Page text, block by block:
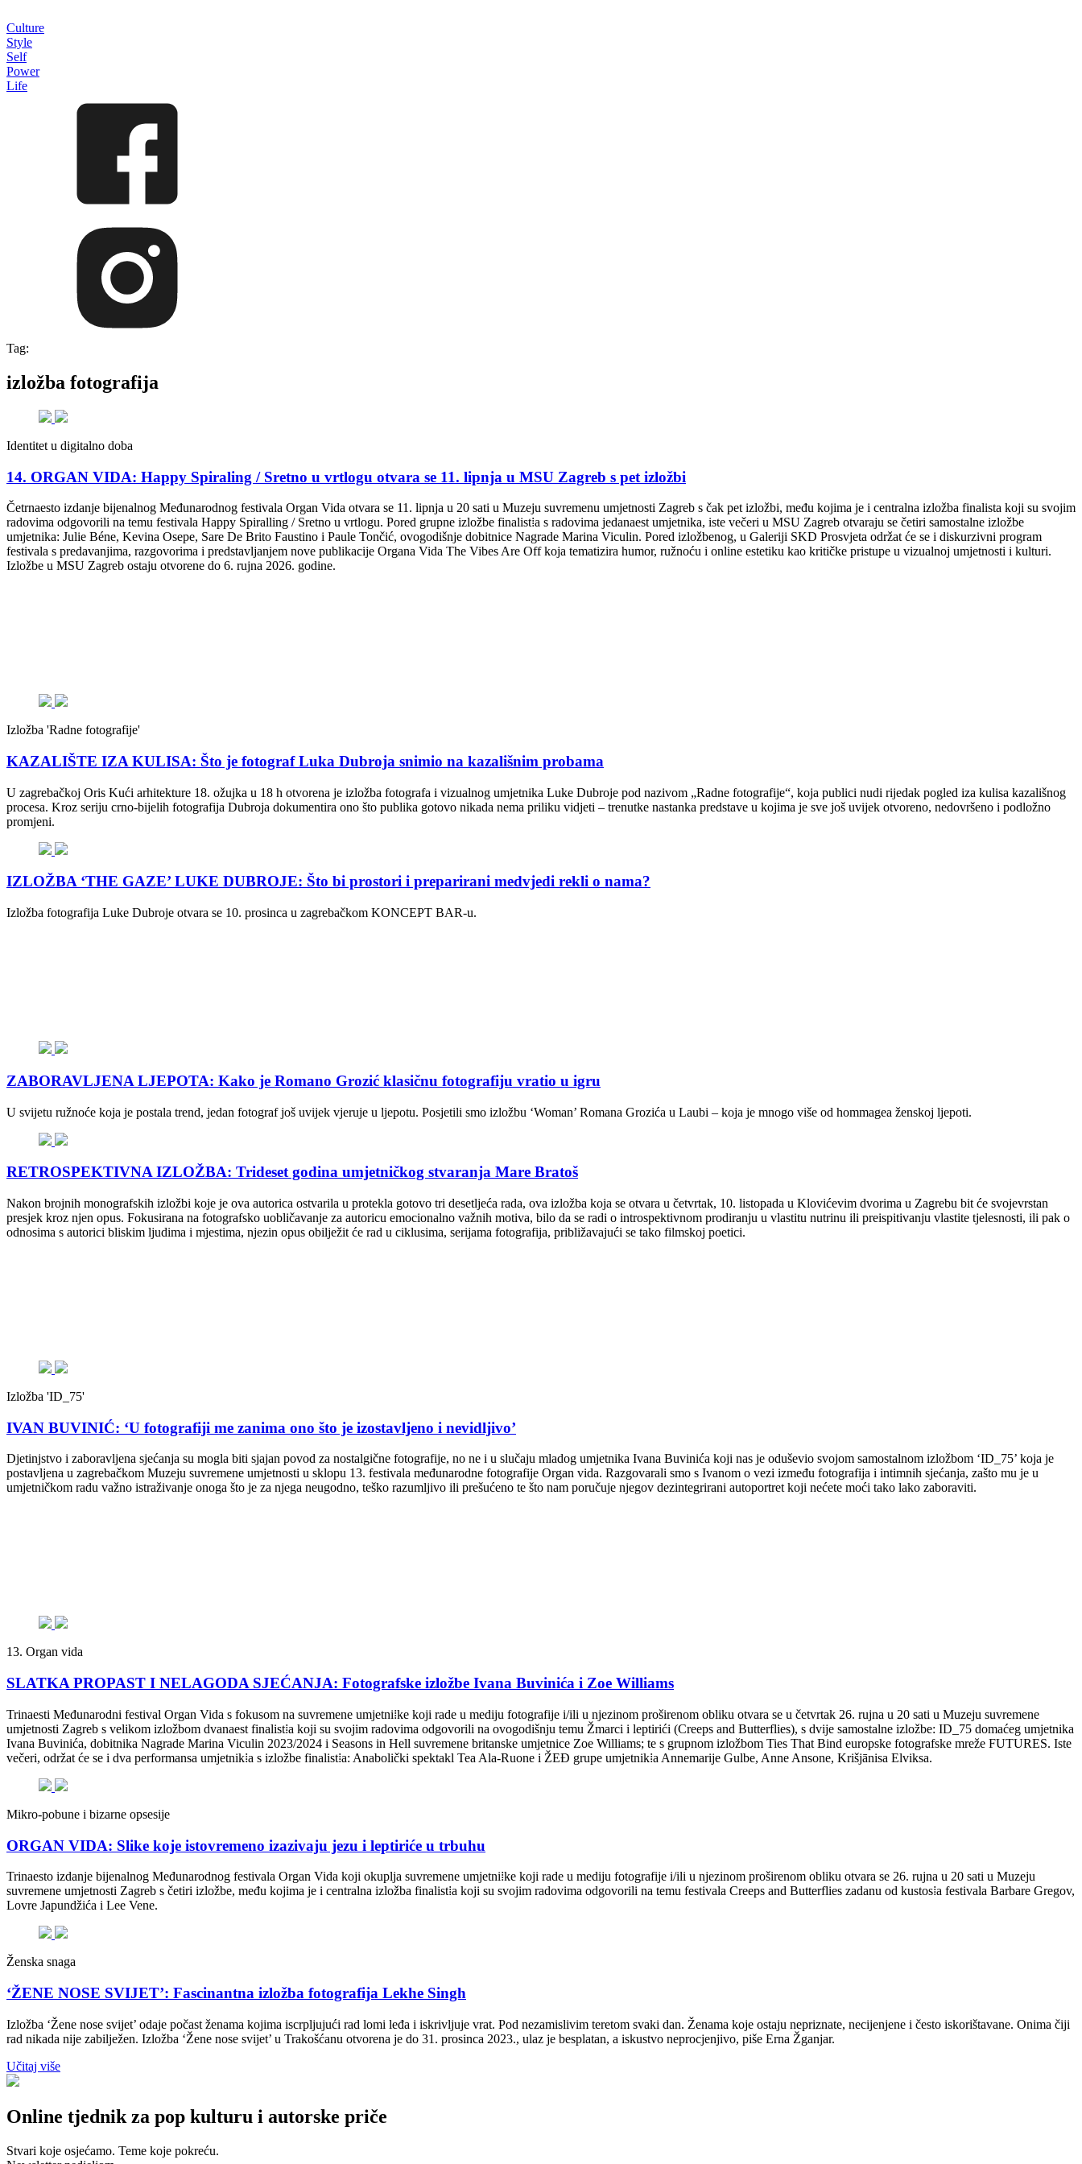
Culture
Style
Self
Power
Life
Tag:
izložba fotografija
Identitet u digitalno doba
14. ORGAN VIDA: Happy Spiraling / Sretno u vrtlogu otvara se 11. lipnja u MSU Zagreb s pet izložbi
Četrnaesto izdanje bijenalnog Međunarodnog festivala Organ Vida otvara se 11. lipnja u 20 sati u Muzeju suvremenu umjetnosti Zagreb s čak pet izložbi, među kojima je i centralna izložba finalista koji su svojim
radovima odgovorili na temu festivala Happy Spiralling / Sretno u vrtlogu. Pored grupne izložbe finalist⁞a s radovima jedanaest umjetnika, iste večeri u MSU Zagreb otvaraju se četiri samostalne izložbe
umjetnika: Julie Béne, Kevina Osepe, Sare De Brito Faustino i Paule Tončić, ovogodišnje dobitnice Nagrade Marina Viculin. Pored izložbenog, u Galeriji SKD Prosvjeta održat će se i diskurzivni program
festivala s predavanjima, razgovorima i predstavljanjem nove publikacije Organa Vida The Vibes Are Off koja tematizira humor, ružnoću i online estetiku kao kritičke pristupe u vizualnoj umjetnosti i kulturi.
Izložbe u MSU Zagreb ostaju otvorene do 6. rujna 2026. godine.
Izložba 'Radne fotografije'
KAZALIŠTE IZA KULISA: Što je fotograf Luka Dubroja snimio na kazališnim probama
U zagrebačkoj Oris Kući arhitekture 18. ožujka u 18 h otvorena je izložba fotografa i vizualnog umjetnika Luke Dubroje pod nazivom „Radne fotografije“, koja publici nudi rijedak pogled iza kulisa kazališnog
procesa. Kroz seriju crno-bijelih fotografija Dubroja dokumentira ono što publika gotovo nikada nema priliku vidjeti – trenutke nastanka predstave u kojima je sve još uvijek otvoreno, nedovršeno i podložno
promjeni.
IZLOŽBA ‘THE GAZE’ LUKE DUBROJE: Što bi prostori i preparirani medvjedi rekli o nama?
Izložba fotografija Luke Dubroje otvara se 10. prosinca u zagrebačkom KONCEPT BAR-u.
ZABORAVLJENA LJEPOTA: Kako je Romano Grozić klasičnu fotografiju vratio u igru
U svijetu ružnoće koja je postala trend, jedan fotograf još uvijek vjeruje u ljepotu. Posjetili smo izložbu ‘Woman’ Romana Grozića u Laubi – koja je mnogo više od hommagea ženskoj ljepoti.
RETROSPEKTIVNA IZLOŽBA: Trideset godina umjetničkog stvaranja Mare Bratoš
Nakon brojnih monografskih izložbi koje je ova autorica ostvarila u protekla gotovo tri desetljeća rada, ova izložba koja se otvara u četvrtak, 10. listopada u Klovićevim dvorima u Zagrebu bit će svojevrstan
presjek kroz njen opus. Fokusirana na fotografsko uobličavanje za autoricu emocionalno važnih motiva, bilo da se radi o introspektivnom prodiranju u vlastitu nutrinu ili preispitivanju vlastite tjelesnosti, ili pak o
odnosima s autorici bliskim ljudima i mjestima, njezin opus obilježit će rad u ciklusima, serijama fotografija, približavajući se tako filmskoj poetici.
Izložba 'ID_75'
IVAN BUVINIĆ: ‘U fotografiji me zanima ono što je izostavljeno i nevidljivo’
Djetinjstvo i zaboravljena sjećanja su mogla biti sjajan povod za nostalgične fotografije, no ne i u slučaju mladog umjetnika Ivana Buvinića koji nas je oduševio svojom samostalnom izložbom ‘ID_75’ koja je
postavljena u zagrebačkom Muzeju suvremene umjetnosti u sklopu 13. festivala međunarodne fotografije Organ vida. Razgovarali smo s Ivanom o vezi između fotografija i intimnih sjećanja, zašto mu je u
umjetničkom radu važno istraživanje onoga što je za njega neugodno, teško razumljivo ili prešućeno te što nam poručuje njegov dezintegrirani autoportret koji nećete moći tako lako zaboraviti.
13. Organ vida
SLATKA PROPAST I NELAGODA SJEĆANJA: Fotografske izložbe Ivana Buvinića i Zoe Williams
Trinaesti Međunarodni festival Organ Vida s fokusom na suvremene umjetni⁞ke koji rade u mediju fotografije i/ili u njezinom proširenom obliku otvara se u četvrtak 26. rujna u 20 sati u Muzeju suvremene
umjetnosti Zagreb s velikom izložbom dvanaest finalist⁞a koji su svojim radovima odgovorili na ovogodišnju temu Žmarci i leptirići (Creeps and Butterflies), s dvije samostalne izložbe: ID_75 domaćeg umjetnika
Ivana Buvinića, dobitnika Nagrade Marina Viculin 2023/2024 i Seasons in Hell suvremene britanske umjetnice Zoe Williams; te s grupnom izložbom Ties That Bind europske fotografske mreže FUTURES. Iste
večeri, održat će se i dva performansa umjetnik⁞a s izložbe finalist⁞a: Anabolički spektakl Tea Ala-Ruone i ŽEĐ grupe umjetnik⁞a Annemarije Gulbe, Anne Ansone, Krišjānisa Elviksa.
Mikro-pobune i bizarne opsesije
ORGAN VIDA: Slike koje istovremeno izazivaju jezu i leptiriće u trbuhu
Trinaesto izdanje bijenalnog Međunarodnog festivala Organ Vida koji okuplja suvremene umjetni⁞ke koji rade u mediju fotografije i/ili u njezinom proširenom obliku otvara se 26. rujna u 20 sati u Muzeju
suvremene umjetnosti Zagreb s četiri izložbe, među kojima je i centralna izložba finalist⁞a koji su svojim radovima odgovorili na temu festivala Creeps and Butterflies zadanu od kustos⁞a festivala Barbare Gregov,
Lovre Japundžića i Lee Vene.
Ženska snaga
‘ŽENE NOSE SVIJET’: Fascinantna izložba fotografija Lekhe Singh
Izložba ‘Žene nose svijet’ odaje počast ženama kojima iscrpljujući rad lomi leđa i iskrivljuje vrat. Pod nezamislivim teretom svaki dan. Ženama koje ostaju nepriznate, necijenjene i često iskorištavane. Onima čiji
rad nikada nije zabilježen. Izložba ‘Žene nose svijet’ u Trakošćanu otvorena je do 31. prosinca 2023., ulaz je besplatan, a iskustvo neprocjenjivo, piše Erna Žganjar.
Učitaj više
Online tjednik za pop kulturu i autorske priče
Stvari koje osjećamo. Teme koje pokreću.